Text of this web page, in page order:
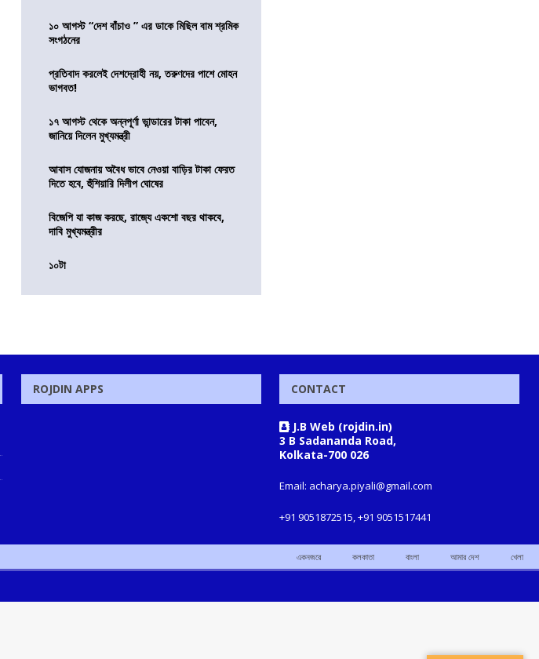
১০ আগস্ট “দেশ বাঁচাও ” এর ডাকে মিছিল বাম শ্রমিক
সংগঠনের
প্রতিবাদ করলেই দেশদ্রোহী নয়, তরুণদের পাশে মোহন
ভাগবত!
১৭ আগস্ট থেকে অন্নপূর্ণা ভান্ডারের টাকা পাবেন,
জানিয়ে দিলেন মুখ্যমন্ত্রী
আবাস যোজনায় অবৈধ ভাবে নেওয়া বাড়ির টাকা ফেরত
দিতে হবে, হুঁশিয়ারি দিলীপ ঘোষের
বিজেপি যা কাজ করছে, রাজ্যে একশো বছর থাকবে,
দাবি মুখ্যমন্ত্রীর
১০টা
ROJDIN APPS CONTACT
J.B Web (rojdin.in)
3 B Sadananda Road,
Kolkata-700 026
Email: acharya.piyali@gmail.com
+91 9051872515, +91 9051517441
একনজরে কলকাতা বাংলা আমার দেশ খেলা